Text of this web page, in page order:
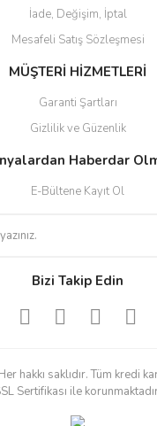
İade, Değişim, İptal
Mesafeli Satış Sözleşmesi
MÜŞTERİ HİZMETLERİ
Garanti Şartları
Gizlilik ve Güzenlik
Haberdar
E-Bültene Kayıt Ol
Bizi Takip Edin
hakkı saklıdır. Tüm kredi
Sertifikası ile